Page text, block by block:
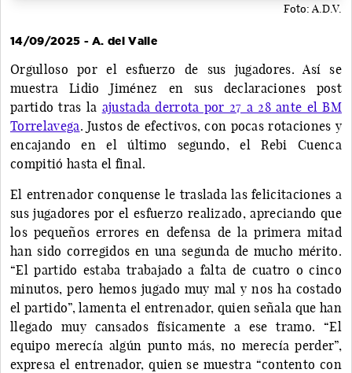
Foto: A.D.V.
14/09/2025 - A. del Valle
Orgulloso por el esfuerzo de sus jugadores. Así se
muestra Lidio Jiménez en sus declaraciones post
partido tras la ajustada derrota por 27 a 28 ante el BM
Torrelavega. Justos de efectivos, con pocas rotaciones y
encajando en el último segundo, el Rebi Cuenca
compitió hasta el final.
El entrenador conquense le traslada las felicitaciones a
sus jugadores por el esfuerzo realizado, apreciando que
los pequeños errores en defensa de la primera mitad
han sido corregidos en una segunda de mucho mérito.
“El partido estaba trabajado a falta de cuatro o cinco
minutos, pero hemos jugado muy mal y nos ha costado
el partido”, lamenta el entrenador, quien señala que han
llegado muy cansados físicamente a ese tramo. “El
equipo merecía algún punto más, no merecía perder”,
expresa el entrenador, quien se muestra “contento con